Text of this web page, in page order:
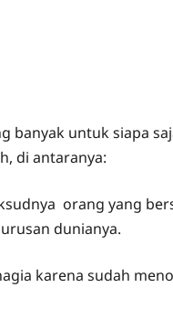
banyak untuk siapa
di antaranya:
orang yang
dunianya.
karena sudah